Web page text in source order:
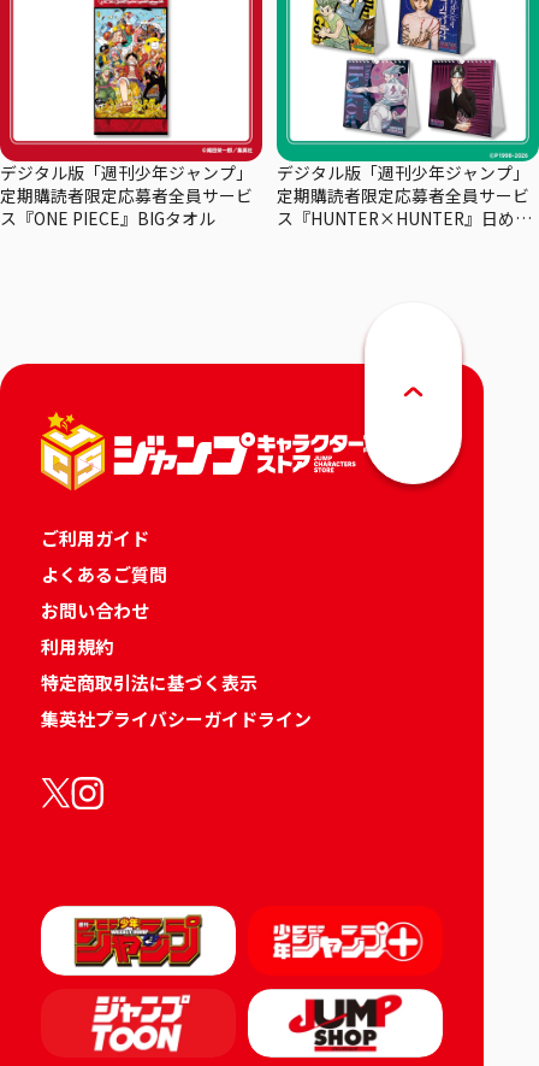
デジタル版「週刊少年ジャンプ」
定期購読者限定応募者全員サービ
ス『ONE PIECE』BIGタオル
デジタル版「週刊少年ジャンプ」
定期購読者限定応募者全員サービ
ス『HUNTER×HUNTER』日めく
ご利用ガイド
よくあるご質問
お問い合わせ
利用規約
特定商取引法に基づく表示
集英社プライバシーガイドライン